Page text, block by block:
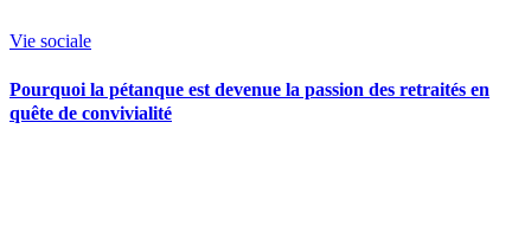
Vie sociale
Pourquoi la pétanque est devenue la passion des retraités en
quête de convivialité